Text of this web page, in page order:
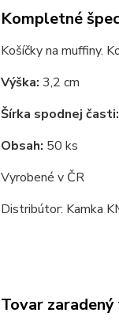
Kompletné
Košíčky na muffiny.
Výška: 3,2 cm
Šírka spodnej časti:
Obsah: 50 ks
Vyrobené v ČR
Distribútor: Kamka
Tovar